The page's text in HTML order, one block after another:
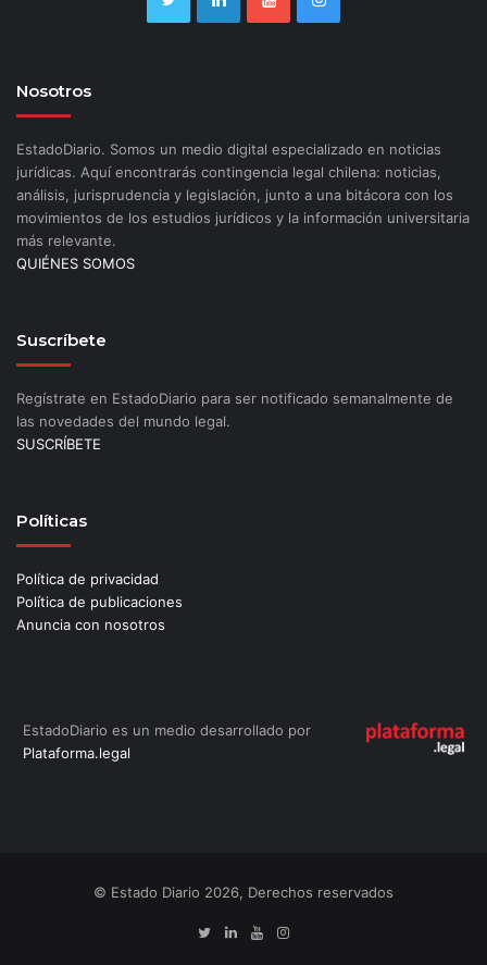
Nosotros
EstadoDiario. Somos un medio digital especializado en noticias
jurídicas. Aquí encontrarás contingencia legal chilena: noticias,
análisis, jurisprudencia y legislación, junto a una bitácora con los
movimientos de los estudios jurídicos y la información universitaria
más relevante.
QUIÉNES SOMOS
Suscríbete
Regístrate en EstadoDiario para ser notificado semanalmente de
las novedades del mundo legal.
SUSCRÍBETE
Políticas
Política de privacidad
Política de publicaciones
Anuncia con nosotros
EstadoDiario es un medio desarrollado por
Plataforma.legal
© Estado Diario 2026, Derechos reservados